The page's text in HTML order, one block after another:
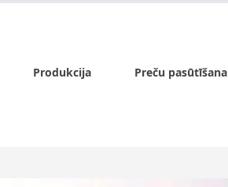
Produkcija Preču pasūtīšana